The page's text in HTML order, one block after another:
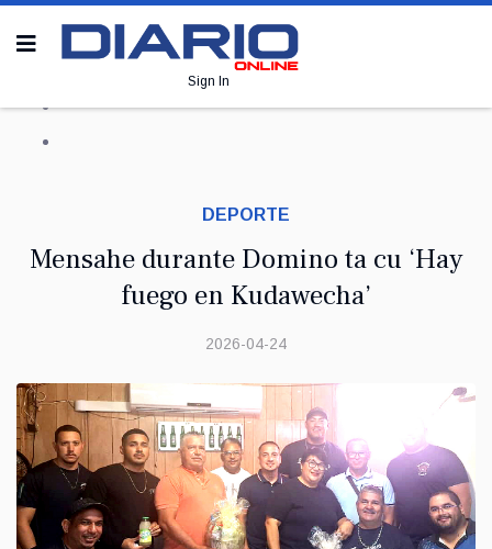
Sign In
DEPORTE
Mensahe durante Domino ta cu ‘Hay
fuego en Kudawecha’
2026-04-24